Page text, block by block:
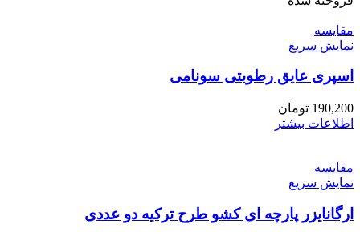
مقايسه
نمایش سریع
اسپری عایق رطوبتی سونامی
190,200 تومان
اطلاعات بیشتر
مقايسه
نمایش سریع
ارگانایزر پارچه ای کشو طرح ترکیه دو عددی